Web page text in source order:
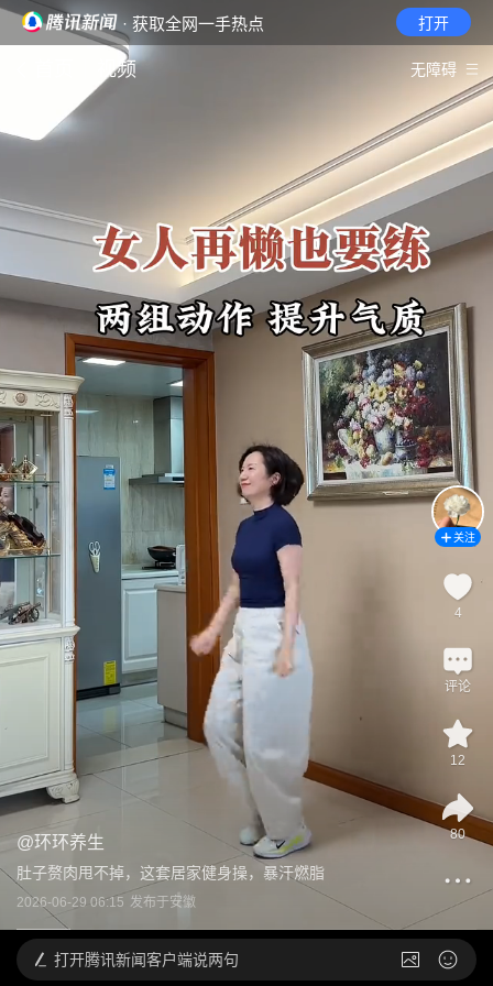
· 获取全网一手热点 打开
视频 无障碍
@环环养生
肚子赘肉甩不掉，这套居家健身操，暴汗燃脂
2026-06-29 06:15 发布于安徽
关注
4
评论
12
80
打开腾讯新闻客户端说两句